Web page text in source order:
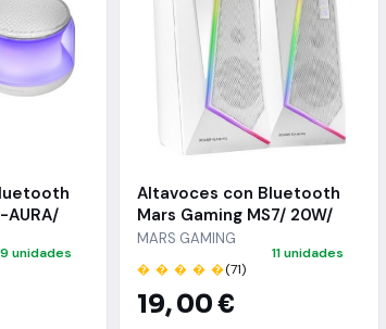
AURA/
unidades
Altavoces con Bluetooth
Mars Gaming MS7/ 20W/
2.0/ Blancos
MARS GAMING
� � � � �(71)
19,00 €
11 unidades